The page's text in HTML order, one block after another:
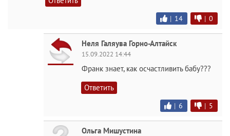
| 14 | 0
Неля Галяува Горно-Алтайск
15.09.2022 14:44
Франк знает, как осчастливить бабу???
Ответить
| 6 | 5
Ольга Мишустина